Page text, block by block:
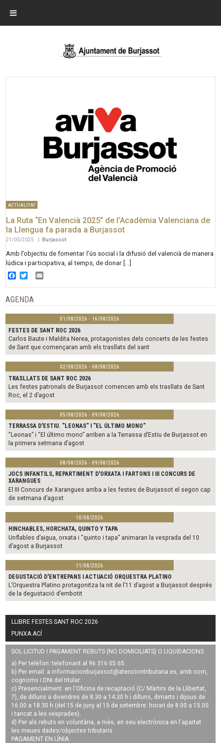
ACTUALITAT
La Ruta “En Valencià 2025” de l’Acadèmia Valenciana de
la Llengua fa parada a Burjassot
21/05/2025 Burjassot
Amb l’objectiu de fomentar l’ús social i la difusió del valencià de manera
lúdica i participativa, al temps, de donar […]
Facebook
Twitter
AGENDA
01/08/2026 - 16/08/2026
FESTES DE SANT ROC 2026
Carlos Baute i Maldita Nerea, protagonistes dels concerts de les festes
de Sant que començaran amb els trasllats del sant
02/08/2026 - 08/08/2026
TRASLLATS DE SANT ROC 2026
Les festes patronals de Burjassot comencen amb els trasllats de Sant
Roc, el 2 d’agost
05/08/2026 - 09/08/2026
TERRASSA D'ESTIU. "LEONAS" I "EL ÚLTIMO MONO"
“Leonas” i “El último mono” arriben a la Terrassa d’Estiu de Burjassot en
la primera setmana d’agost
08/08/2026 - 09/08/2026
JOCS INFANTILS, REPARTIMENT D'ORXATA I FARTONS I III CONCURS DE
XARANGUES
El III Concurs de Xarangues arriba a les festes de Burjassot el segon cap
de setmana d’agost
10/08/2026
HINCHABLES, HORCHATA, QUINTO Y TAPA
Unflables d’aigua, orxata i “quinto i tapa” animaran la vesprada del 10
d’agost a Burjassot
11/08/2026
DEGUSTACIÓ D'ENTREPANS I ACTUACIÓ ORQUESTRA PLATINO
L’Orquestra Platino protagonitza la nit de l’11 d’agost a Burjassot després
de la degustació d’embotit
LLIBRE FESTES SANT ROC 2026
PUNXA ACÍ
SOL·LICITUD I PAGAMENT REBUTS (NO DOMICILIATS) O LIQUIDACIONS
a) Per telèfon: telefonant al 96 316 05 65.
b) Per email: a informacionburjassot@atenciontributaria.es, amb nom,
cognoms i DNI del titular.
c) Presencialment: en l'Oficina de recaptació (C/ Màrtirs de la Llibertat,
7), de dilluns a divendres de 8.30 a 14.30 h i dilluns, dimarts i dijous de
16.00 a 18.30 h (del 15 de juny al 15 de setembre: horari de 8.00 a 15.00
i tancat a les vesprades).
d) Per als rebuts en voluntària, a més, en seu electrònica en l'apartat
les meues dades/objectes tributaris.
PAGAMENT EN LÍNIA: